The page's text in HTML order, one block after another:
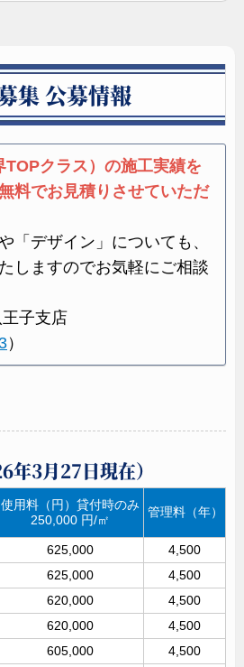
ータッチ加工の落ち着いた質感
に表しフォルム本来の持つ魅力
石 お問い合わせ
集 公募情報
クラス）の施工実績を
料でお見積りさせていただ
「デザイン」についても、
しますのでお気軽にご相談
子支店
）
年3月27日現在）
使用料（円）貸付時のみ
250,000 円/㎡
管理料（年）
625,000
4,500
625,000
4,500
620,000
4,500
620,000
4,500
605,000
4,500